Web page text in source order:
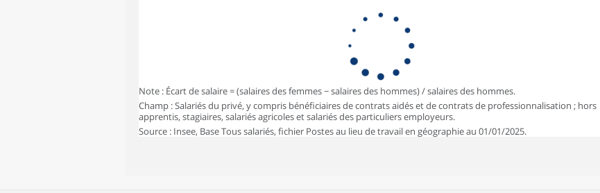
Note : Écart de salaire = (salaires des femmes − salaires des hommes) / salaires des hommes.
Champ : Salariés du privé, y compris bénéficiaires de contrats aidés et de contrats de professionnalisation ; hors
apprentis, stagiaires, salariés agricoles et salariés des particuliers employeurs.
Source : Insee, Base Tous salariés, fichier Postes au lieu de travail en géographie au 01/01/2025.